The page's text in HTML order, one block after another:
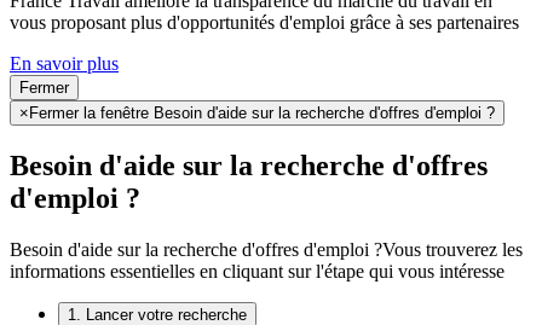
vous proposant plus d'opportunités d'emploi grâce à ses partenaires
En savoir plus
Fermer
×Fermer la fenêtre Besoin d'aide sur la recherche d'offres d'emploi ?
Besoin d'aide sur la recherche d'offres
d'emploi ?
Besoin d'aide sur la recherche d'offres d'emploi ?Vous trouverez les
informations essentielles en cliquant sur l'étape qui vous intéresse
1. Lancer votre recherche